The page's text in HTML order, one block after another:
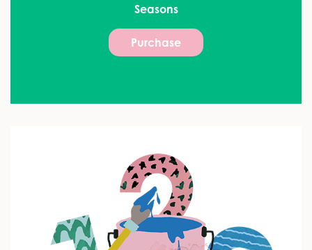
Seasons
Purchase